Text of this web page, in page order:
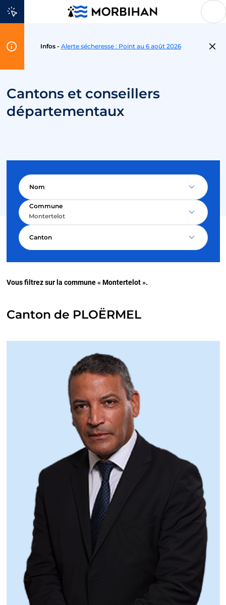
Aller au contenu
Infos - Alerte sécheresse : Point au 6 août 2026
Cantons et conseillers
départementaux
Nom
Commune
Montertelot
Canton
Vous filtrez sur la commune « Montertelot ».
Canton de PLOËRMEL